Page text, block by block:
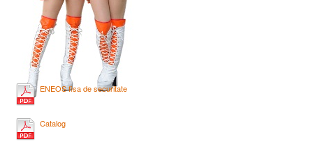
ENEOS fisa de securitate
Catalog